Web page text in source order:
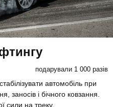
подарували 1 000 разів
автомобіль при
заносів і бічного ковзання.
сили на треку.